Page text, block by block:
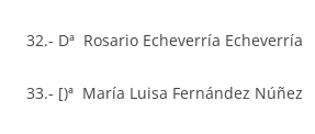
32.- Dª Rosario Echeverría Echeverría
33.- [)ª María Luisa Fernández Núñez